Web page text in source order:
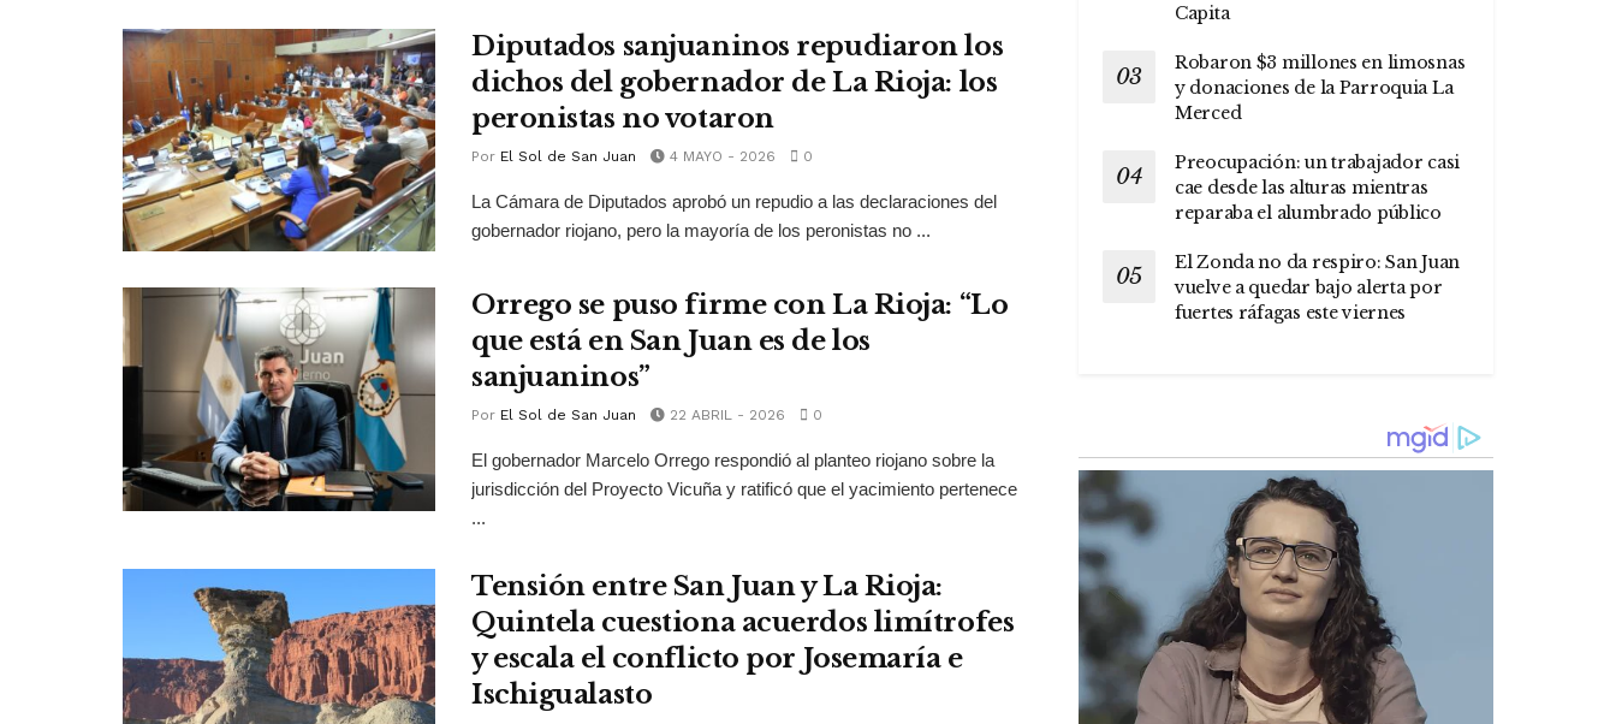
Diputados sanjuaninos repudiaron los
dichos del gobernador de La Rioja: los
peronistas no votaron
Por El Sol de San Juan 4 MAYO - 2026 0
La Cámara de Diputados aprobó un repudio a las declaraciones del
gobernador riojano, pero la mayoría de los peronistas no ...
Orrego se puso firme con La Rioja: “Lo
que está en San Juan es de los
sanjuaninos”
Por El Sol de San Juan 22 ABRIL - 2026 0
El gobernador Marcelo Orrego respondió al planteo riojano sobre la
jurisdicción del Proyecto Vicuña y ratificó que el yacimiento pertenece
...
Tensión entre San Juan y La Rioja:
Quintela cuestiona acuerdos limítrofes
y escala el conflicto por Josemaría e
Ischigualasto
Capita
Robaron $3 millones en limosnas
y donaciones de la Parroquia La
Merced
Preocupación: un trabajador casi
cae desde las alturas mientras
reparaba el alumbrado público
El Zonda no da respiro: San Juan
vuelve a quedar bajo alerta por
fuertes ráfagas este viernes